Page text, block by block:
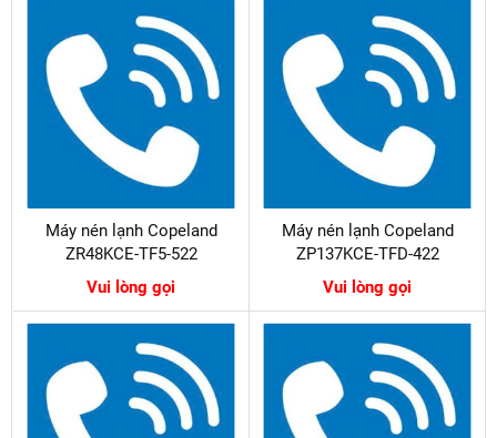
Máy nén lạnh Copeland
ZR48KCE-TF5-522
Vui lòng gọi
Máy nén lạnh Copeland
ZP137KCE-TFD-422
Vui lòng gọi